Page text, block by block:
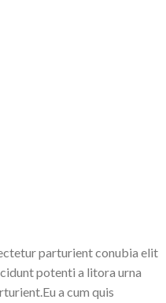
parturient conubia elit
potenti a litora urna
a cum quis